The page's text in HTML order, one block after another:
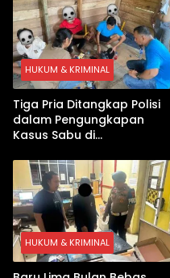
HUKUM & KRIMINAL
Tiga Pria Ditangkap Polisi
dalam Pengungkapan
Kasus Sabu di
Digital hingga Bong Disita
HUKUM & KRIMINAL